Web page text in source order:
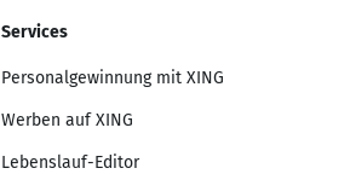
Services
Personalgewinnung mit XING
Werben auf XING
Lebenslauf-Editor